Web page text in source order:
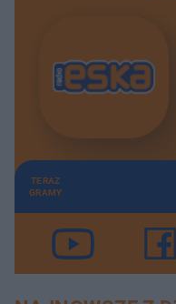
TERAZ
GRAMY